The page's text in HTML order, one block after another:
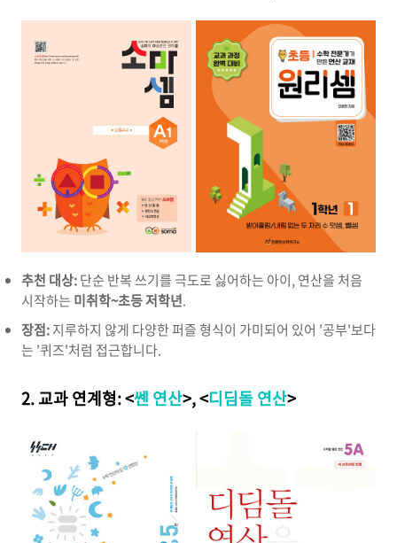
추천 대상:단순 반복 쓰기를 극도로 싫어하는 아이, 연산을 처음
시작하는 미취학~초등 저학년.
장점:지루하지 않게 다양한 퍼즐 형식이 가미되어 있어 '공부'보다
는 '퀴즈'처럼 접근합니다.
2. 교과 연계형: <쎈 연산>, <디딤돌 연산>